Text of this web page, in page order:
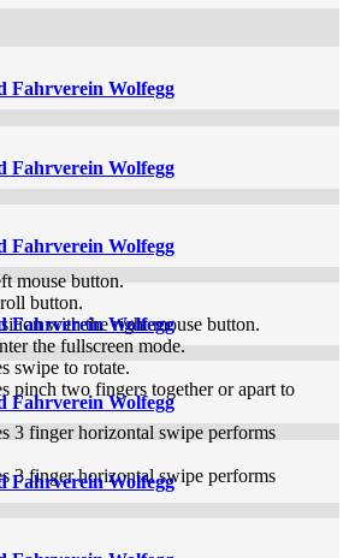
mouse button.
button.
with the right mouse button.
the fullscreen mode.
swipe to rotate.
pinch two fingers together or apart to
3 finger horizontal swipe performs
3 finger horizontal swipe performs
Fahrverein Wolfegg
Fahrverein Wolfegg
Fahrverein Wolfegg
Fahrverein Wolfegg
Fahrverein Wolfegg
Fahrverein Wolfegg